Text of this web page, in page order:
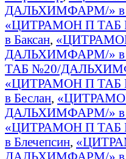
ДАЛЬХИМФАРМ/» в
«ЦИТРАМОН П
в Баксан,
ДАЛЬХИМФАРМ/» в
ТАБ №20/
«ЦИТРАМОН П
в Беслан,
ДАЛЬХИМФАРМ/» в
«ЦИТРАМОН П
в Блечепсин,